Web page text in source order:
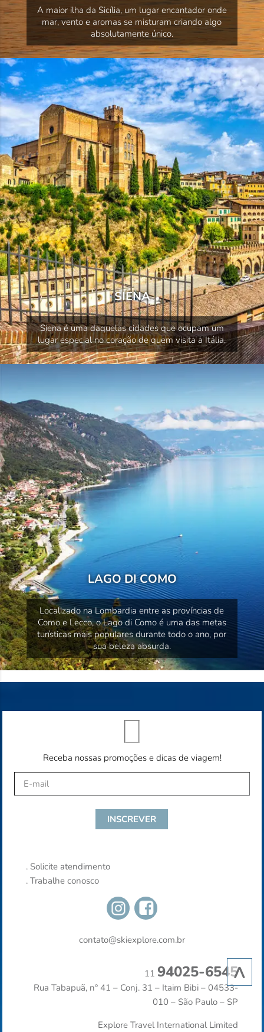
A maior ilha da Sicília, um lugar encantador onde
mar, vento e aromas se misturam criando algo
absolutamente único.
SIENA
Siena é uma daquelas cidades que ocupam um
lugar especial no coração de quem visita a Itália.
LAGO DI COMO
Localizado na Lombardia entre as províncias de
Como e Lecco, o Lago di Como é uma das metas
turísticas mais populares durante todo o ano, por
sua beleza absurda.
^
Receba nossas promoções e dicas de viagem!
. Solicite atendimento
.Trabalhe conosco
contato@skiexplore.com.br
11 94025-6545
Rua Tabapuã, nº 41 – Conj. 31 – Itaim Bibi – 04533-
010 – São Paulo – SP
Explore Travel International Limited